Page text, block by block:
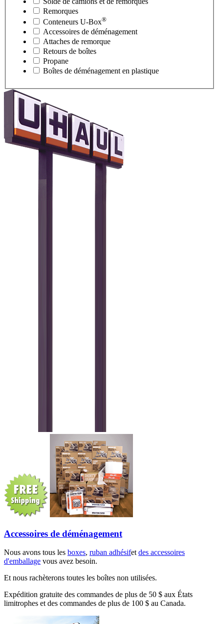
Remorques
Conteneurs U-Box®
Accessoires de déménagement
Attaches de remorque
Retours de boîtes
Propane
Boîtes de déménagement en plastique
Accessoires de déménagement
Nous avons tous les boxes, ruban adhésifetdes accessoires
d'emballage vous avez besoin.
Et nous rachèterons toutes les boîtes non utilisées.
Expédition gratuite des commandes de plus de 50 $ aux États
limitrophes et des commandes de plus de 100 $ au Canada.